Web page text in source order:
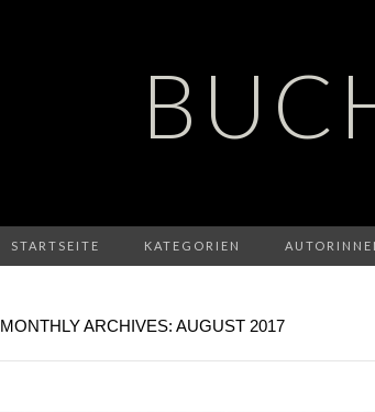
STARTSEITE KATEGORIEN
MONTHLY ARCHIVES: AUGUST 2017